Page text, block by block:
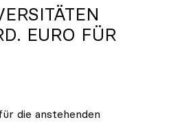
EURO FÜR
die anstehenden